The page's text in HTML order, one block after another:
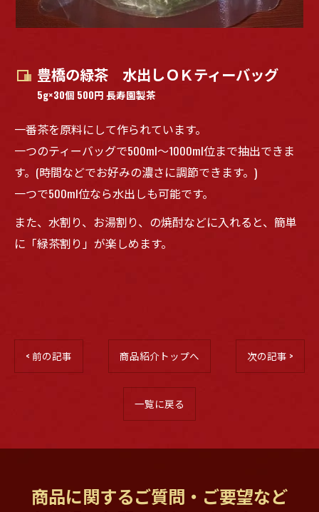
豊橋の緑茶 水出しＯＫティーバッグ
5g×30個 500円 長寿園製茶
一番茶を原料にして作られています。
一つのティーバッグで500ml～1000ml位まで抽出できま
す。(時間などでお好みの濃さに調節できます。)
一つで500ml位なら水出しも可能です。
また、水割り、お湯割り、の焼酎などに入れると、簡単
に「緑茶割り」が楽しめます。
< 前の記事 商品紹介トップへ 次の記事 >
一覧に戻る
商品に関するご質問・ご要望など